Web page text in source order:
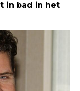
in bad in het